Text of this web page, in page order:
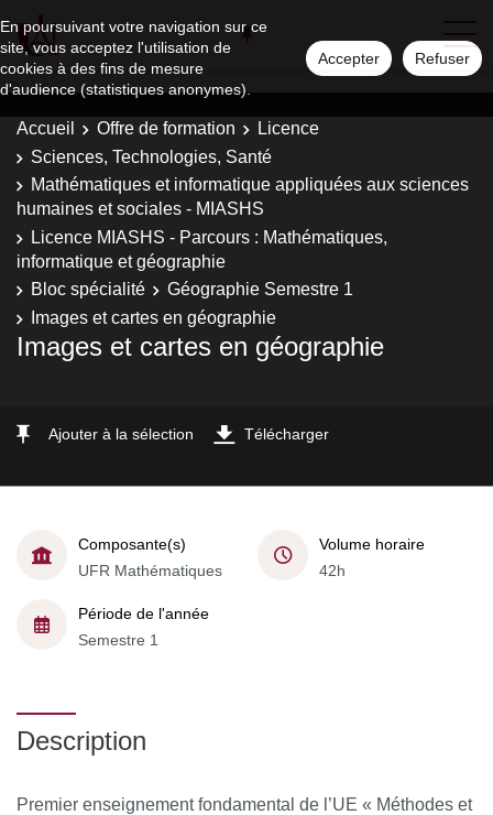
En poursuivant votre navigation sur ce
site, vous acceptez l'utilisation de
cookies à des fins de mesure
d'audience (statistiques anonymes).
Accepter Refuser
Accueil Offre de formation
Licence
Sciences, Technologies, Santé
Mathématiques et informatique appliquées aux sciences
humaines et sociales - MIASHS
Licence MIASHS - Parcours : Mathématiques,
informatique et géographie
Bloc spécialité
Géographie Semestre 1
Images et cartes en géographie
Images et cartes en géographie
Ajouter à la sélection Télécharger
Composante(s)
UFR Mathématiques
Volume horaire
42h
Période de l'année
Semestre 1
Description
Premier enseignement fondamental de l’UE « Méthodes et